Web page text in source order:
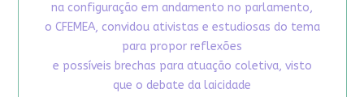
na configuração em andamento no parlamento,
o CFEMEA, convidou ativistas e estudiosas do tema
para propor reflexões
e possíveis brechas para atuação coletiva, visto
que o debate da laicidade